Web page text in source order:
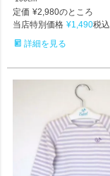
定価 ¥2,980のところ
当店特別価格 ¥1,490税込
詳細を見る